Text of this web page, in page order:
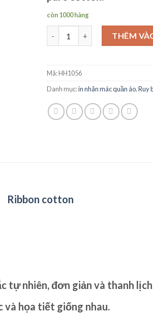
còn 1000 hàng
Ruy Băng Cotton số lượng
THÊM
Mã:HH1056
Danh mục:in nhãn mác quần áo,Ruy
Ribbon cotton
tự nhiên, đơn giản và thanh
và họa tiết giống nhau.